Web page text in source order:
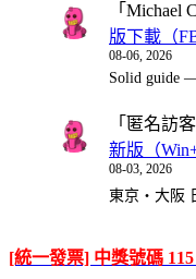
「 Michael
版下載（
08-06, 2026
Solid guide
「 匿名訪客
新版（
08-03, 2026
東京・大阪
[統一發票] 中獎號碼 115